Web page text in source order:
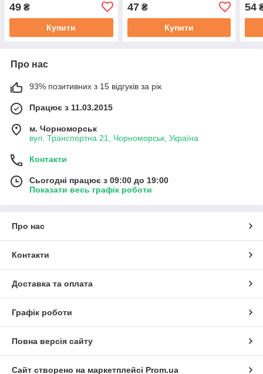
49 ₴
Купити
47₴
Купити
54
Про нас
93% позитивних з 15 відгуків за рік
Працює з 11.03.2015
м. Чорноморськ
вул. Транспортна 21, Чорноморськ, Україна
Контакти
Сьогодні працює з 09:00 до 19:00
Показати весь графік роботи
Про нас
Контакти
Доставка та оплата
Графік роботи
Повна версія сайту
Сайт створено на маркетплейсі Prom.ua